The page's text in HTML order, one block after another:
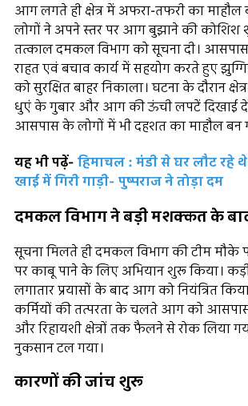
आग लगते ही क्षेत्र में अफरा-तफरी का माहौल
लोगों ने अपने स्तर पर आग बुझाने की
तत्काल दमकल विभाग को सूचना दी।
राहत एवं बचाव कार्य में सहयोग करते हुए
को सुरक्षित बाहर निकाला। घटना के दौरान
धुएं के गुबार और आग की ऊंची लपटें दिखाई
आसपास के लोगों में भी दहशत का माहौल बन
यह भी पढ़ें- हिमाचल : मंडी से घर लौट रहे थे
खाई में गिरी गाड़ी- पुष्पराज ने तोड़ा दम
दमकल विभाग ने बड़ी मशक्कत के
सूचना मिलते ही दमकल विभाग की टीम
पर काबू पाने के लिए अभियान शुरू किया।
लगातार प्रयासों के बाद आग को नियंत्रित
कर्मियों की तत्परता के चलते आग को
और रिहायशी क्षेत्रों तक फैलने से रोक लिया
नुकसान टल गया।
कारणों की जांच शुरू